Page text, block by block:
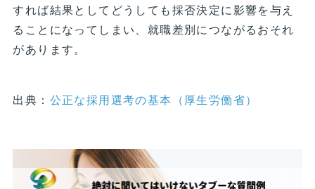
すれば結果としてどうしても採否決定に影響を与え
ることになってしまい、就職差別につながるおそれ
があります。
出典： 公正な採用選考の基本（厚生労働省）